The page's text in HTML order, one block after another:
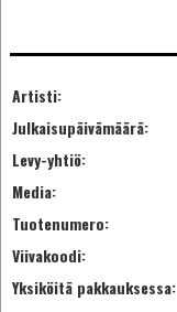
Artisti:
Julkaisupäivämäärä:
Levy-yhtiö:
Media:
Tuotenumero:
Viivakoodi:
Yksiköitä pakkauksessa: